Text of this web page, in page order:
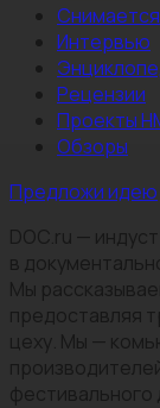
Интервью
Рецензии
Проекты
Обзоры
Предложи идею
DOC.ru —
в
Мы
предоставляя
цеху. Мы —
фестивального